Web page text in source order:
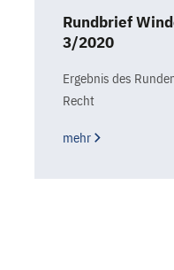
Rundbrief
3/2020
Ergebnis des
Recht
mehr